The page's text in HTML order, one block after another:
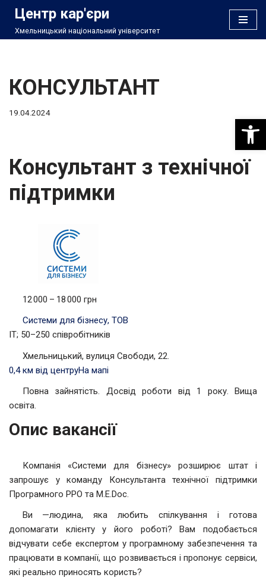
Перейти
Центр кар'єри
Хмельницький національний університет
КОНСУЛЬТАНТ
19.04.2024
Консультант з технічної
підтримки
12 000 – 18 000 грн
Системи для бізнесу, ТОВ
IT; 50–250 співробітників
Хмельницький, вулиця Свободи, 22.
0,4 км від центруНа мапі
Повна зайнятість. Досвід роботи від 1 року. Вища
освіта.
Опис вакансії
Компанія «Системи для бізнесу» розширює штат і
запрошує у команду Консультанта технічної підтримки
Програмного РРО та M.E.Doc.
Ви —людина, яка любить спілкування і готова
допомагати клієнту у його роботі? Вам подобається
відчувати себе експертом у програмному забезпечення та
працювати в компанії, що розвивається і пропонує сервіси,
які реально приносять користь?